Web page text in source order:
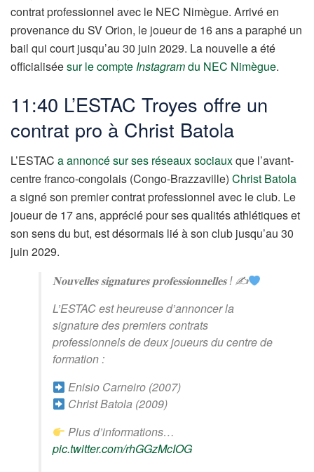
contrat professionnel avec le NEC Nimègue. Arrivé en
provenance du SV Orion, le joueur de 16 ans a paraphé un
bail qui court jusqu’au 30 juin 2029. La nouvelle a été
officialiséesur le compteInstagramdu NEC Nimègue.
11:40 L’ESTAC Troyes offre un
contrat pro à Christ Batola
L’ESTAC a annoncé sur ses réseaux sociauxque l’avant-
centre franco-congolais (Congo-Brazzaville) Christ Batola
a signé son premier contrat professionnel avec le club. Le
joueur de 17 ans, apprécié pour ses qualités athlétiques et
son sens du but, est désormais lié à son club jusqu’au 30
juin 2029.
𝐍𝐨𝐮𝐯𝐞𝐥𝐥𝐞𝐬 𝐬𝐢𝐠𝐧𝐚𝐭𝐮𝐫𝐞𝐬 𝐩𝐫𝐨𝐟𝐞𝐬𝐬𝐢𝐨𝐧𝐧𝐞𝐥𝐥𝐞𝐬 ! ✍
L’ESTAC est heureuse d’annoncer la
signature des premiers contrats
professionnels de deux joueurs du centre de
formation :
Enisio Carneiro (2007)
Christ Batola (2009)
Plus d’informations…
pic.twitter.com/rhGGzMcIOG